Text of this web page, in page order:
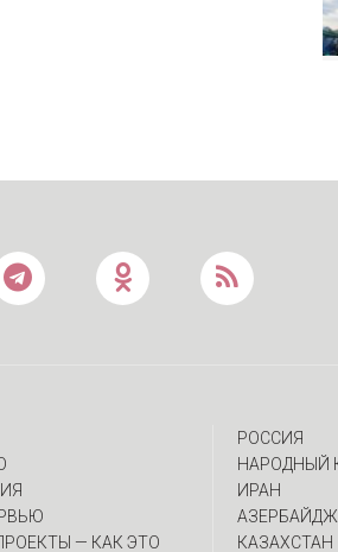
— КАК ЭТО
РОССИЯ
НАРОДНЫЙ
ИРАН
КАЗАХСТАН